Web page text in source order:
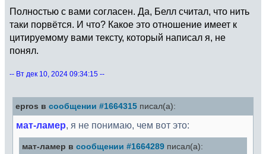
Полностью с вами согласен. Да, Белл считал, что нить
таки порвётся. И что? Какое это отношение имеет к
цитируемому вами тексту, который написал я, не
понял.
-- Вт дек 10, 2024 09:34:15 --
epros в сообщении #1664315 писал(а):
мат-ламер, я не понимаю, чем вот это:
мат-ламер в сообщении #1664289 писал(а):